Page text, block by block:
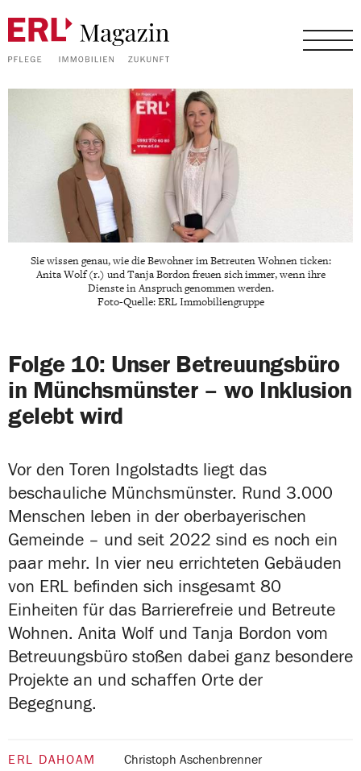
Sie wissen genau, wie die Bewohner im Betreuten Wohnen ticken:
Anita Wolf (r.) und Tanja Bordon freuen sich immer, wenn ihre
Dienste in Anspruch genommen werden.
Foto-Quelle: ERL Immobiliengruppe
Folge 10: Unser Betreuungsbüro
in Münchsmünster – wo Inklusion
gelebt wird
Vor den Toren Ingolstadts liegt das
beschauliche Münchsmünster. Rund 3.000
Menschen leben in der oberbayerischen
Gemeinde – und seit 2022 sind es noch ein
paar mehr. In vier neu errichteten Gebäuden
von ERL befinden sich insgesamt 80
Einheiten für das Barrierefreie und Betreute
Wohnen. Anita Wolf und Tanja Bordon vom
Betreuungsbüro stoßen dabei ganz besondere
Projekte an und schaffen Orte der
Begegnung.
ERL DAHOAM
Christoph Aschenbrenner